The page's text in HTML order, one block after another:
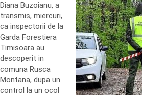
Diana Buzoianu, a
transmis, miercuri,
ca inspectorii de la
Garda Forestiera
Timisoara au
descoperit in
comuna Rusca
Montana, dupa un
control la un ocol